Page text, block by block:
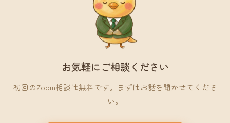
お気軽にご相談ください
初回のZoom相談は無料です。まずはお話を聞かせてくださ
い。